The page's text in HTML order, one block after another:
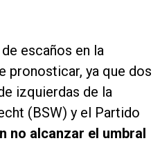
escaños en la
pronosticar, ya que dos
izquierdas de la
(BSW) y el Partido
no alcanzar el umbral